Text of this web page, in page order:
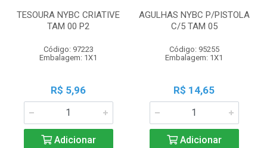
TESOURA NYBC CRIATIVE
TAM 00 P2
Código: 97223
Embalagem: 1X1
R$ 5,96
Adicionar
AGULHAS NYBC P/PISTOLA
C/5 TAM 05
Código: 95255
Embalagem: 1X1
R$ 14,65
Adicionar